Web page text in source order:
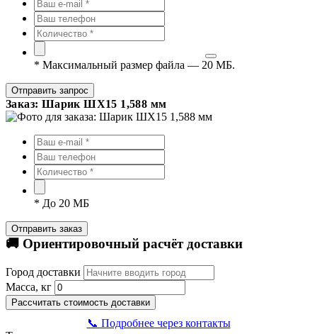
* Максимальный размер файла — 20 МБ.
Отправить запрос
Заказ: Шарик ШХ15 1,588 мм
* До 20 МБ
Отправить заказ
🚚 Ориентировочный расчёт доставки
Город доставки
Масса, кг
Рассчитать стоимость доставки
📞 Подробнее через контакты